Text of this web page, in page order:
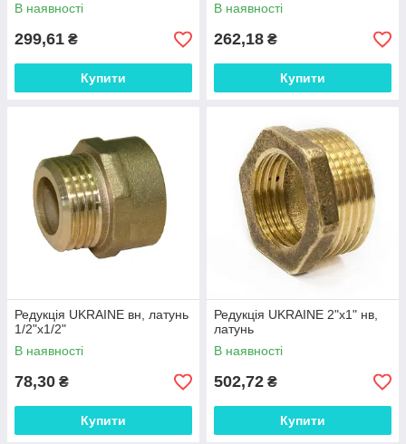
В наявності
299,61 ₴
Купити
В наявності
262,18 ₴
Купити
Редукція UKRAINE вн, латунь
1/2"х1/2"
В наявності
78,30 ₴
Купити
Редукція UKRAINE 2"х1" нв,
латунь
В наявності
502,72 ₴
Купити